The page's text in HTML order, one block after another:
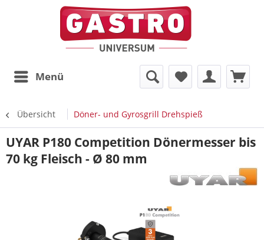
Menü
Übersicht Döner- und Gyrosgrill Drehspieß
UYAR P180 Competition Dönermesser bis
70 kg Fleisch - Ø 80 mm